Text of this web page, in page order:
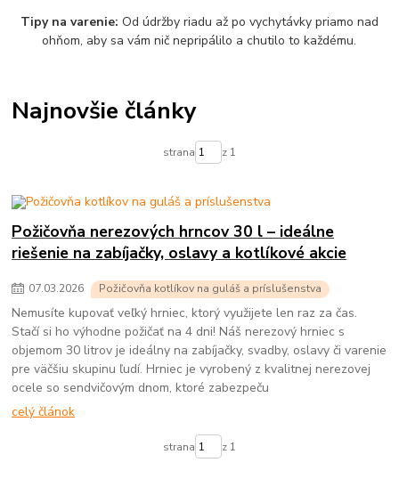
Tipy na varenie: Od údržby riadu až po vychytávky priamo nad
ohňom, aby sa vám nič nepripálilo a chutilo to každému.
Najnovšie články
strana z 1
Požičovňa nerezových hrncov 30 l – ideálne
riešenie na zabíjačky, oslavy a kotlíkové akcie
07.03.2026 Požičovňa kotlíkov na guláš a príslušenstva
Nemusíte kupovať veľký hrniec, ktorý využijete len raz za čas.
Stačí si ho výhodne požičať na 4 dni! Náš nerezový hrniec s
objemom 30 litrov je ideálny na zabíjačky, svadby, oslavy či varenie
pre väčšiu skupinu ľudí. Hrniec je vyrobený z kvalitnej nerezovej
ocele so sendvičovým dnom, ktoré zabezpeču
celý článok
strana z 1